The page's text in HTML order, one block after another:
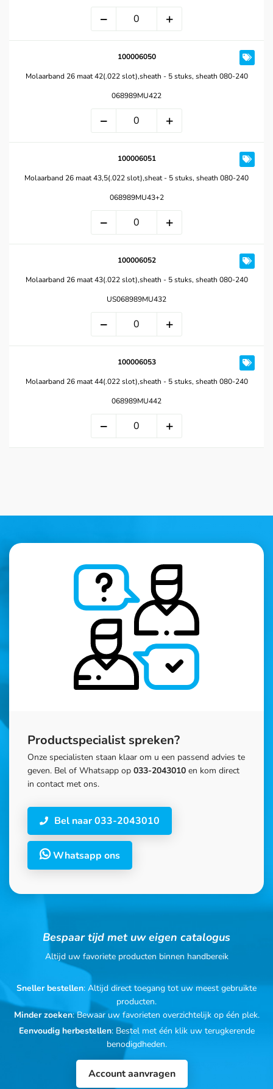
100006050
Molaarband 26 maat 42(.022 slot),sheath - 5 stuks, sheath 080-240
068989MU422
100006051
Molaarband 26 maat 43,5(.022 slot),sheat - 5 stuks, sheath 080-240
068989MU43+2
100006052
Molaarband 26 maat 43(.022 slot),sheath - 5 stuks, sheath 080-240
US068989MU432
100006053
Molaarband 26 maat 44(.022 slot),sheath - 5 stuks, sheath 080-240
068989MU442
Productspecialist spreken?
Onze specialisten staan klaar om u een passend advies te
geven. Bel of Whatsapp op 033-2043010 en kom direct
in contact met ons.
Bel naar 033-2043010
Whatsapp ons
Bespaar tijd met uw eigen catalogus
Altijd uw favoriete producten binnen handbereik
Sneller bestellen: Altijd direct toegang tot uw meest gebruikte
producten.
Minder zoeken: Bewaar uw favorieten overzichtelijk op één plek.
Eenvoudig herbestellen: Bestel met één klik uw terugkerende
benodigdheden.
Account aanvragen